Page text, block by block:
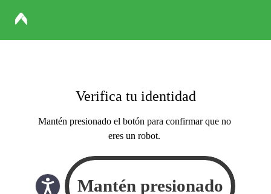
Verifica tu identidad
Mantén presionado el botón para confirmar que no
eres un robot.